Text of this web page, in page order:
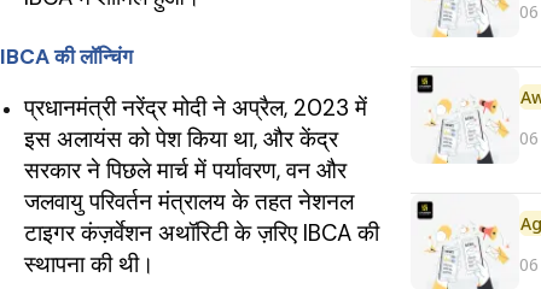
IBCA की लॉन्चिंग
प्रधानमंत्री नरेंद्र मोदी ने अप्रैल, 2023 में
इस अलायंस को पेश किया था, और केंद्र
सरकार ने पिछले मार्च में पर्यावरण, वन और
जलवायु परिवर्तन मंत्रालय के तहत नेशनल
टाइगर कंज़र्वेशन अथॉरिटी के ज़रिए IBCA की
स्थापना की थी।